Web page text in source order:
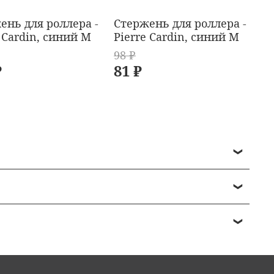
для роллера -
синий M
Стержень для роллера -
Pierre Cardin, синий M
98 ₽
81 ₽
среднем 1-2 дня